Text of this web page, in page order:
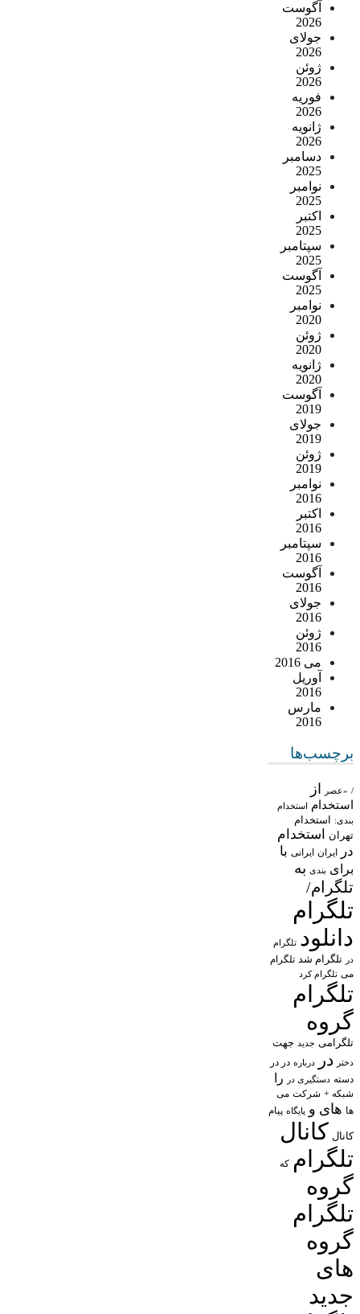
آگوست
2026
جولای
2026
ژوئن
2026
فوریه
2026
ژانویه
2026
دسامبر
2025
نوامبر
2025
اکتبر
2025
سپتامبر
2025
آگوست
2025
نوامبر
2020
ژوئن
2020
ژانویه
2020
آگوست
2019
جولای
2019
ژوئن
2019
نوامبر
2016
اکتبر
2016
سپتامبر
2016
آگوست
2016
جولای
2016
ژوئن
2016
می 2016
آوریل
2016
مارس
2016
برچسب‌ها
/ «عصر از
استخدام استخدام
بندی: استخدام
تهران
استخدام
در
ایران ایرانی با
برای بندی به
تلگرام/
تلگرام
دانلود تلگرام
در تلگرام شد تلگرام
می تلگرام کرد
تلگرام
گروه
تلگرامی جدید جهت
دختر در درباره در در
دسته دستگیری در را
شبکه + شرکت می
ها های و پایگاه پیام
کانال کانال
تلگرام که
گروه
تلگرام
گروه
های
جدید